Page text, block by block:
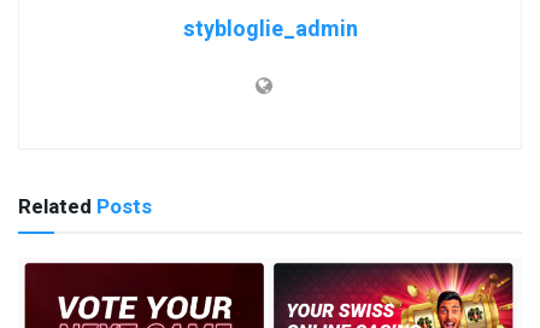
stybloglie_admin
Related Posts